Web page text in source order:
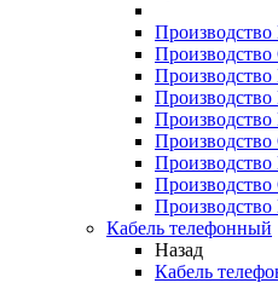
Производство
Производство
Производство
Кабель телефонный
Назад
Кабель